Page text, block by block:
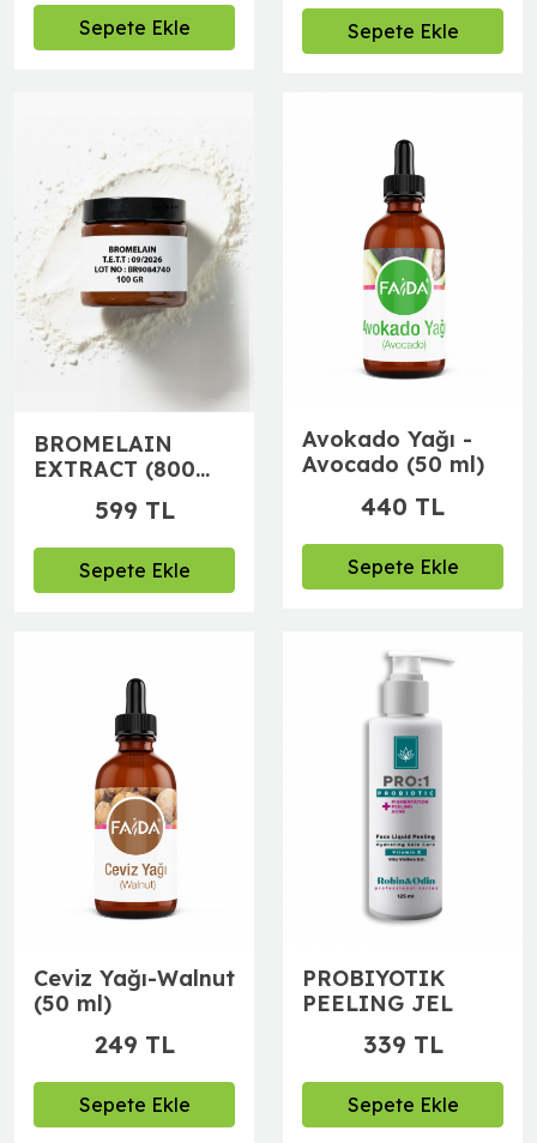
Sepete Ekle Sepete Ekle
BROMELAIN
EXTRACT (800
599 TL
Sepete Ekle
Avokado Yağı -
Avocado (50 ml)
440 TL
Sepete Ekle
Ceviz Yağı-Walnut
(50 ml)
249 TL
Sepete Ekle
PROBIYOTIK
PEELING JEL
339 TL
Sepete Ekle